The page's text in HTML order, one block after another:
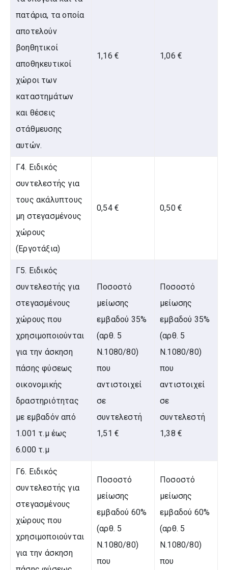
πατάρια, τα οποία
αποτελούν
βοηθητικοί
αποθηκευτικοί
χώροι των
καταστημάτων
και θέσεις
στάθμευσης
αυτών.
1,16 € 1,06 €
Γ4. Ειδικός
συντελεστής για
τους ακάλυπτους
μη στεγασμένους
χώρους
(Εργοτάξια)
0,54 € 0,50 €
Γ5. Ειδικός
συντελεστής για
στεγασμένους
χώρους που
χρησιμοποιούνται
για την άσκηση
πάσης φύσεως
οικονομικής
δραστηριότητας
με εμβαδόν από
1.001 τ.μ έως
6.000 τ.μ
Ποσοστό
μείωσης
εμβαδού 35%
(αρθ. 5
Ν.1080/80)
που
αντιστοιχεί
σε
συντελεστή
1,51 €
Ποσοστό
μείωσης
εμβαδού 35%
(αρθ. 5
Ν.1080/80)
που
αντιστοιχεί
σε
συντελεστή
1,38 €
Γ6. Ειδικός
συντελεστής για
στεγασμένους
χώρους που
χρησιμοποιούνται
για την άσκηση
Ποσοστό
μείωσης
εμβαδού 60%
(αρθ. 5
Ν.1080/80)
που
Ποσοστό
μείωσης
εμβαδού 60%
(αρθ. 5
Ν.1080/80)
που